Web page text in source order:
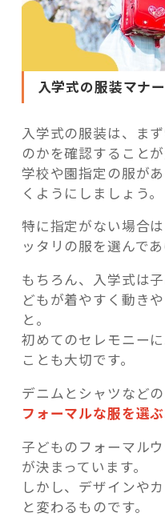
入学式の服装マナー
入学式の服装は、ま
のかを確認することが
学校や園指定の服が
くようにしましょう。
特に指定がない場合
ッタリの服を選んで
もちろん、入学式は
どもが着やすく動き
と。
初めてのセレモニー
ことも大切です。
デニムとシャツなど
フォーマルな服を選ぶ
子どものフォーマル
が決まっています。
しかし、デザインや
と変わるものです。